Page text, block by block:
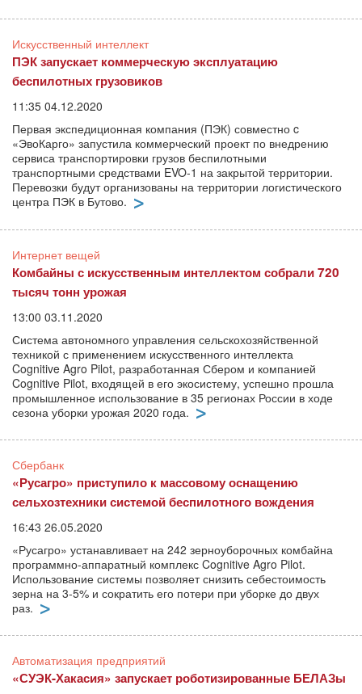
Искусственный интеллект
ПЭК запускает коммерческую эксплуатацию
беспилотных грузовиков
11:35 04.12.2020
Первая экспедиционная компания (ПЭК) совместно c
«ЭвоКарго» запустила коммерческий проект по внедрению
сервиса транспортировки грузов беспилотными
транспортными средствами EVO-1 на закрытой территории.
Перевозки будут организованы на территории логистического
центра ПЭК в Бутово.
Интернет вещей
Комбайны с искусственным интеллектом собрали 720
тысяч тонн урожая
13:00 03.11.2020
Система автономного управления сельскохозяйственной
техникой с применением искусственного интеллекта
Cognitive Agro Pilot, разработанная Сбером и компанией
Cognitive Pilot, входящей в его экосистему, успешно прошла
промышленное использование в 35 регионах России в ходе
сезона уборки урожая 2020 года.
Сбербанк
«Русагро» приступило к массовому оснащению
сельхозтехники системой беспилотного вождения
16:43 26.05.2020
«Русагро» устанавливает на 242 зерноуборочных комбайна
программно-аппаратный комплекс Cognitive Agro Pilot.
Использование системы позволяет снизить себестоимость
зерна на 3-5% и сократить его потери при уборке до двух
раз.
Автоматизация предприятий
«СУЭК-Хакасия» запускает роботизированные БЕЛАЗы